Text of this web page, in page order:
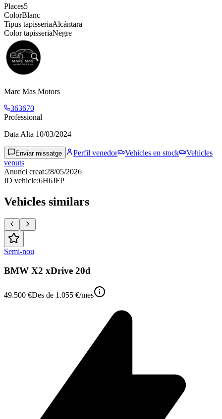
Places5
ColorBlanc
Tipus tapisseriaAlcántara
Color tapisseriaNegre
Marc Mas Motors
363670
Professional
Data Alta 10/03/2024
Enviar missatge Perfil venedor Vehicles en stock
Vehicles
venuts
Anunci creat:28/05/2026
ID vehicle:6H6JFP
Vehicles similars
Semi-nou
BMW X2 xDrive 20d
49.500 €Des de 1.055 €/mes